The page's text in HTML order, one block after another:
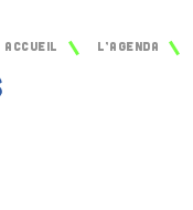
Accueil L’agenda